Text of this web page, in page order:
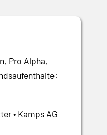
Pro Alpha,
• Kamps AG